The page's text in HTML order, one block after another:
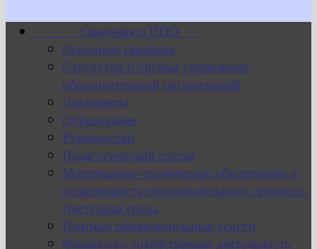
Сведения о ПОО
Основные сведения
Структура и органы управления
образовательной организацией
Документы
Образование
Руководство
Педагогический состав
Материально-техническое обеспечение и
оснащенность образовательного процесса.
Доступная среда
Платные образовательные услуги
Финансово-хозяйственная деятельность